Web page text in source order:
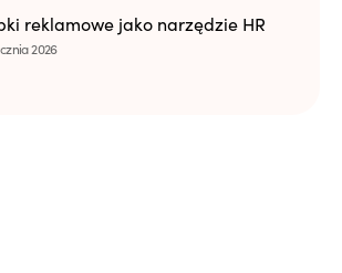
reklamowe jako narzędzie HR
2026